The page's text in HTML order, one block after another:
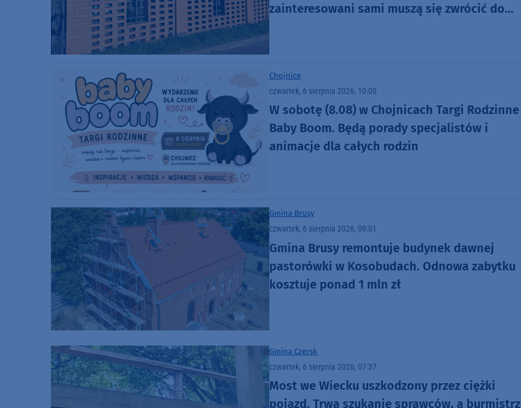
zainteresowani sami muszą się zwrócić do
Chojnice
czwartek, 6 sierpnia 2026, 10:00
W sobotę (8.08) w Chojnicach Targi Rodzinne
Baby Boom. Będą porady specjalistów i
animacje dla całych rodzin
Gmina Brusy
czwartek, 6 sierpnia 2026, 09:01
Gmina Brusy remontuje budynek dawnej
pastorówki w Kosobudach. Odnowa zabytku
kosztuje ponad 1 mln zł
Gmina Czersk
czwartek, 6 sierpnia 2026, 07:37
Most we Wiecku uszkodzony przez ciężki
pojazd. Trwa szukanie sprawców, a burmistrz